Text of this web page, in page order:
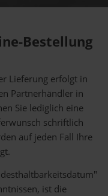
Bestellung
Lieferung erfolgt in
Partnerhändler in
Sie lediglich eine
schriftlich
auf jeden Fall Ihre
ist die